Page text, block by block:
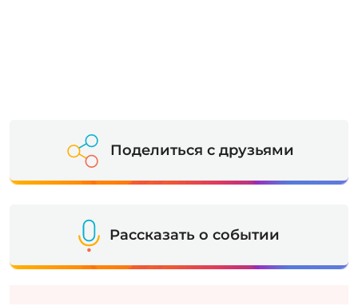
Поделиться с друзьями
Рассказать о событии